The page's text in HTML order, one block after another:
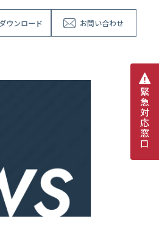
ウンロード お問い合わせ
緊
急
対
応
窓
口